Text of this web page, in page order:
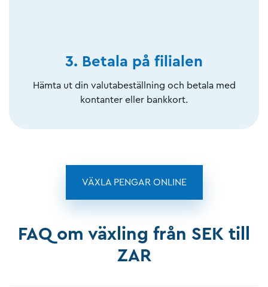
3. Betala på filialen
Hämta ut din valutabeställning och betala med
kontanter eller bankkort.
VÄXLA PENGAR ONLINE
FAQ om växling från SEK till
ZAR